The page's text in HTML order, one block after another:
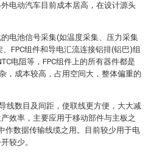
电动汽车目前成本居高，在设计源头
电池信号采集(如温度采集、压力采集
FPC组件和导电汇流连接铝排(铝巴)组
电阻等，FPC组件上的所有器件都是
，成本较高，占用空间大，整体偏重的
线数目及间距，使联线更方便，大大减
效率，主要应用于移动部件与主板之
作数据传输线缆之用。目前较少用于电
较少。